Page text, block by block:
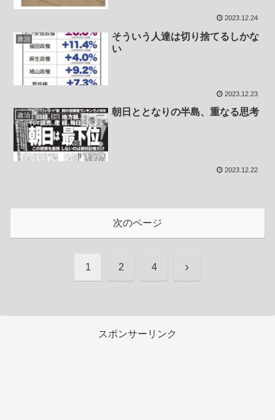
2023.12.24
政治
そういう人達は切り捨てるしかな
い
2023.12.23
政治 朝日ととなりの半島、重なる思考
2023.12.22
次のページ
1 2 4 次
スポンサーリンク